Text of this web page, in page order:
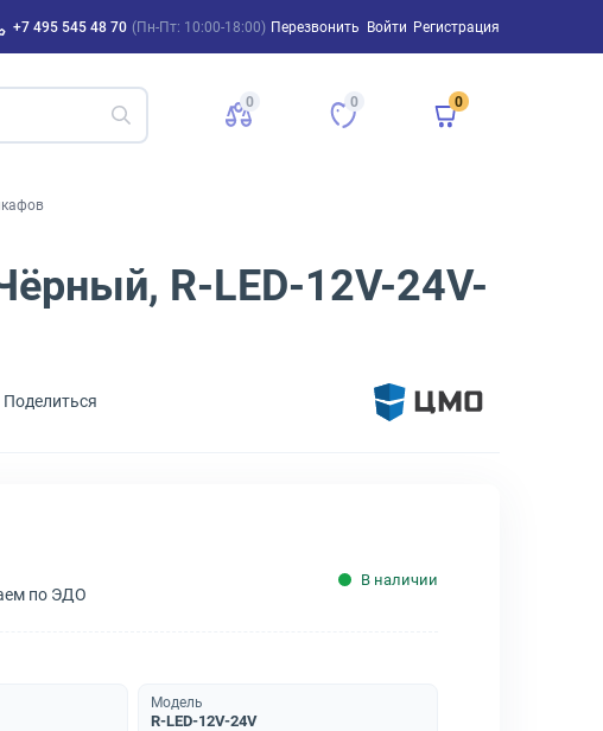
+7 495 545 48 70 (Пн-Пт: 10:00-18:00) Перезвонить Войти Регистрация
0 0 0
R-LED-12V-24V-
Поделиться
по ЭДО
В наличии
Модель
R-LED-12V-24V